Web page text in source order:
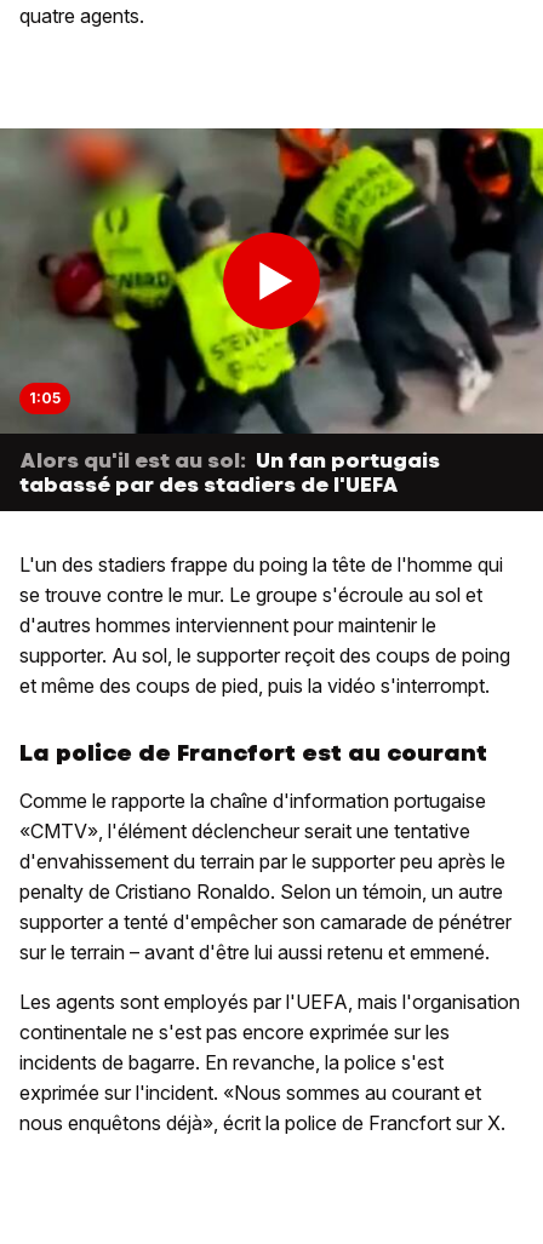
quatre agents.
1:05
Alors qu'il est au sol: Un fan portugais
tabassé par des stadiers de l'UEFA
L'un des stadiers frappe du poing la tête de l'homme qui
se trouve contre le mur. Le groupe s'écroule au sol et
d'autres hommes interviennent pour maintenir le
supporter. Au sol, le supporter reçoit des coups de poing
et même des coups de pied, puis la vidéo s'interrompt.
La police de Francfort est au courant
Comme le rapporte la chaîne d'information portugaise
«CMTV», l'élément déclencheur serait une tentative
d'envahissement du terrain par le supporter peu après le
penalty de Cristiano Ronaldo. Selon un témoin, un autre
supporter a tenté d'empêcher son camarade de pénétrer
sur le terrain – avant d'être lui aussi retenu et emmené.
Les agents sont employés par l'UEFA, mais l'organisation
continentale ne s'est pas encore exprimée sur les
incidents de bagarre. En revanche, la police s'est
exprimée sur l'incident. «Nous sommes au courant et
nous enquêtons déjà», écrit la police de Francfort sur X.